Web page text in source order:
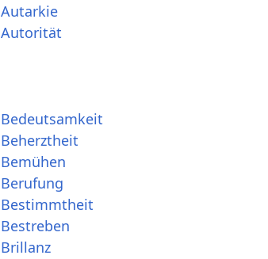
Autarkie
Autorität
Bedeutsamkeit
Beherztheit
Bemühen
Berufung
Bestimmtheit
Bestreben
Brillanz